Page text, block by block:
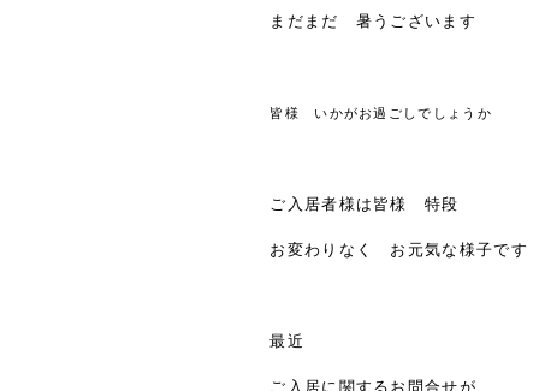
まだまだ 暑うございます
皆様 いかがお過ごしでしょうか
ご入居者様は皆様 特段
お変わりなく お元気な様子です
最近
ご入居に関するお問合せが